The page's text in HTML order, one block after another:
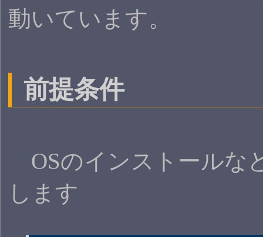
動いています。
前提条件
OSのインストールな
します